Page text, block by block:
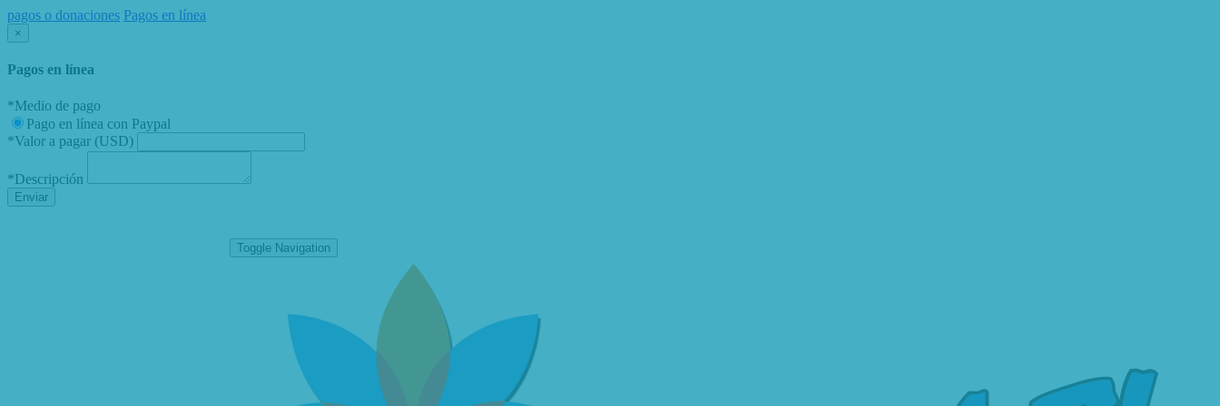
pagos o donaciones Pagos en línea
×
Pagos en línea
*Medio de pago
Pago en línea con Paypal
*Valor a pagar (USD)
*Descripción
Enviar
Toggle Navigation